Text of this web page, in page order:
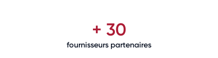
+ 30
fournisseurs partenaires